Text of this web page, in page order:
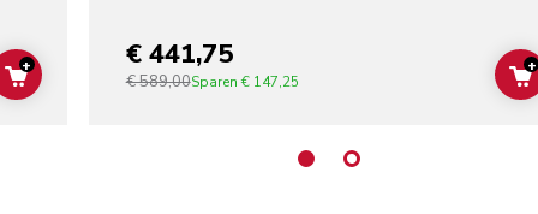
ADD TO CART
+ € 441,75
€ 589,00Sparen € 147,25
+